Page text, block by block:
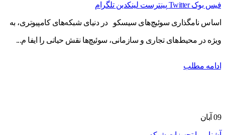
فیس بوک Twitter پینترست لینکدین تلگرام
اساس نامگذاری سوئیچ‌های سیسکو در دنیای شبکه‌های کامپیوتری، به
ویژه در محیط‌های تجاری و سازمانی، سوئیچ‌ها نقش حیاتی را ایفا م...
ادامه مطلب
09 آبان